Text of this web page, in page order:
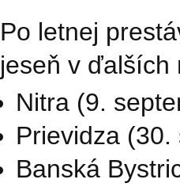
Po letnej
jeseň v ďalších
Nitra (9.
Prievidza
Banská